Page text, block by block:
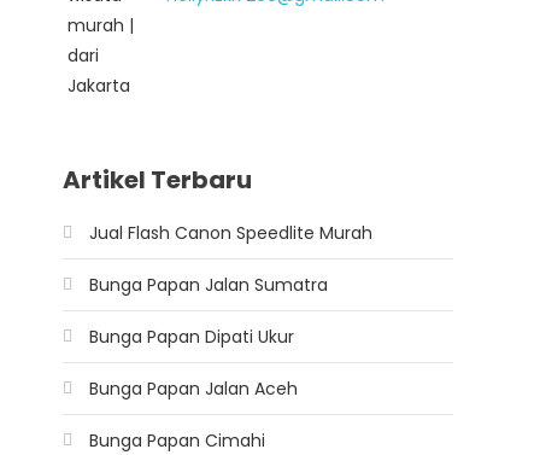
Artikel Terbaru
Jual Flash Canon Speedlite Murah
Bunga Papan Jalan Sumatra
Bunga Papan Dipati Ukur
Bunga Papan Jalan Aceh
Bunga Papan Cimahi